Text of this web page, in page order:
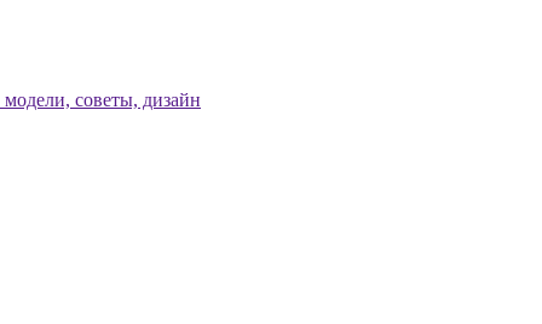
советы, дизайн